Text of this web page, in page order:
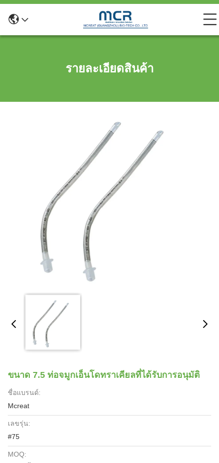
รายละเอียดสินค้า
ขนาด 7.5 ท่อจมูกเอ็นโดทราเคียลที่ได้รับการอนุมัติ
ชื่อแบรนด์:
Mcreat
เลขรุ่น:
#75
MOQ: